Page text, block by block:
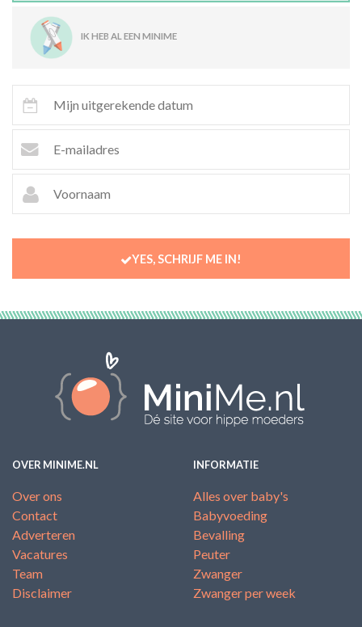
IK HEB AL EEN MINIME
YES, SCHRIJF ME IN!
OVER MINIME.NL
Over ons
Contact
Adverteren
Vacatures
Team
Disclaimer
INFORMATIE
Alles over baby's
Babyvoeding
Bevalling
Peuter
Zwanger
Zwanger per week